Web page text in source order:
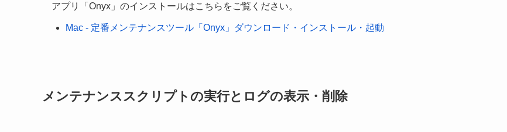
アプリ「Onyx」のインストールはこちらをご覧ください。
Mac - 定番メンテナンスツール「Onyx」ダウンロード・インストール・起動
メンテナンススクリプトの実行とログの表示・削除